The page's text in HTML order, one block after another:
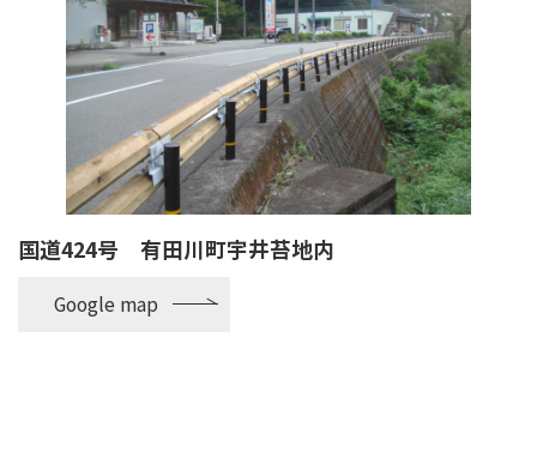
国道424号 有田川町宇井苔地内
Google map